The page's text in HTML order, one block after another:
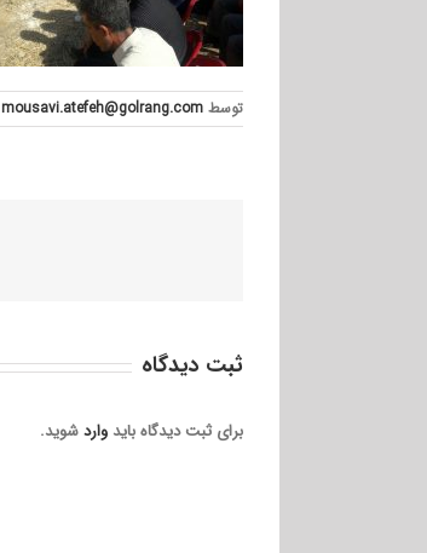
توسط mousavi.atefeh@golrang.com
ثبت ديدگاه
برای ثبت دیدگاه باید واردشوید.